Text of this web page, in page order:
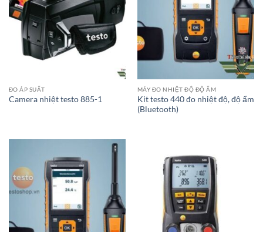
ĐO ÁP SUẤT
Camera nhiệt testo 885-1
MÁY ĐO NHIỆT ĐỘ ĐỘ ẨM
Kit testo 440 đo nhiệt độ, độ ẩm
(Bluetooth)